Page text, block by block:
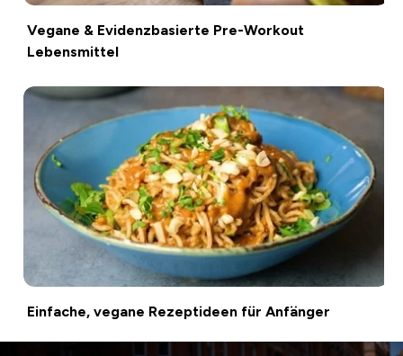
Vegane & Evidenzbasierte Pre-Workout
Lebensmittel
Einfache, vegane Rezeptideen für Anfänger